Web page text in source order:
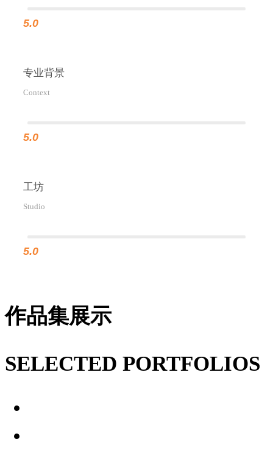
5.0
专业背景
Context
5.0
工坊
Studio
5.0
作品集展示
SELECTED PORTFOLIOS